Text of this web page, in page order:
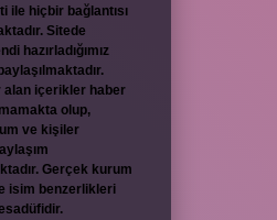
ile hiçbir bağlantısı
Sitede
hazırladığımız
alan içerikler haber
olup,
ve kişiler
Gerçek kurum
isim benzerlikleri